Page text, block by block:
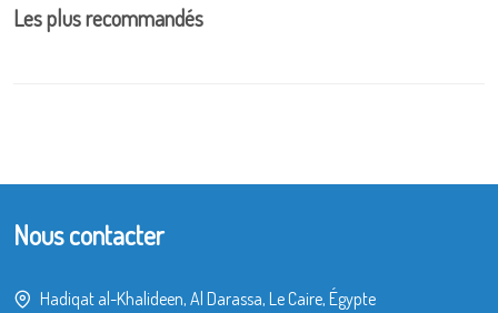
Les plus recommandés
Nous contacter
Hadiqat al-Khalideen, Al Darassa, Le Caire, Égypte